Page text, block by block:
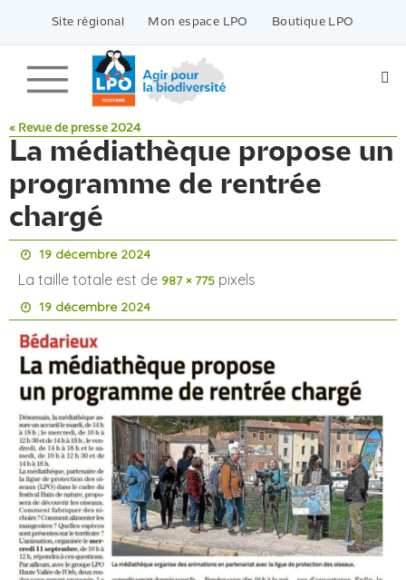
contenu
Site régional Mon espace LPO Boutique LPO
« Revue de presse 2024
La médiathèque propose un
programme de rentrée
chargé
19 décembre 2024
La taille totale est de 987 × 775 pixels
19 décembre 2024